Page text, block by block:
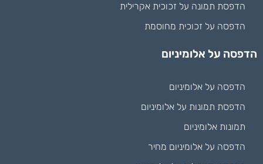
הדפסת תמונה על זכוכית אקרילית
הדפסה על זכוכית מחוסמת
הדפסה על אלומיניום
הדפסה על אלומיניום
הדפסת תמונות על אלומיניום
תמונות אלומיניום
הדפסה על אלומיניום מחיר